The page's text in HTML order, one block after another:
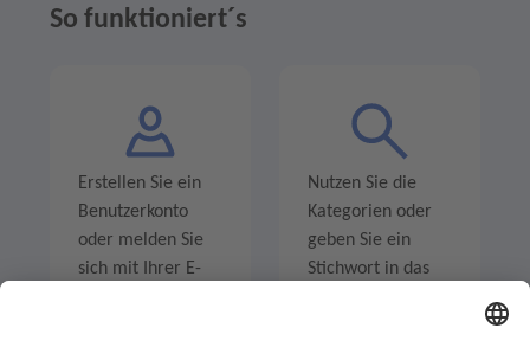
So funktioniert´s
Erstellen Sie ein
Benutzerkonto
oder melden Sie
sich mit Ihrer E-
Nutzen Sie die
Kategorien oder
geben Sie ein
Stichwort in das